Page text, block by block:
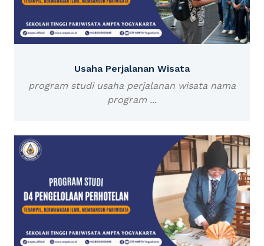
Usaha Perjalanan Wisata
program studi usaha perjalanan wisata nama
program ...